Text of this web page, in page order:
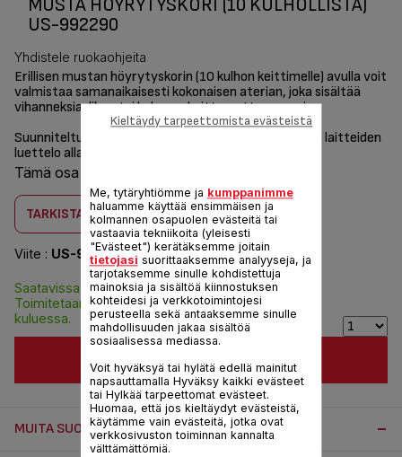
MUSTA HÖYRYTYSKORI (10 KULHOLLISTA)
US-992290
Yhdistele ruokaohjeita
Erillisen mustan höyrytyskorin (10 kulhon keittimelle) avulla voit
valmistaa samanaikaisesti kokonaisen aterian, joka sisältää
vihanneksia, lihaa tai kalaa, sekoittamatta aromeja.
Suunniteltu
(katso yhteensopivien laitteiden
luettelo alla)
Tämä osa on yhteensopiva
TARKISTA YHTEENSOPIVUUS
Viite : US-992290
4,20 €
Saatavissa varastosta.
Toimitetaan 8 päivän
kuluessa.
LISÄÄ KORIIN
MUITA SUOSITELTUJA LISÄVARUSTEITA:
Me, tytäryhtiömme ja kumppanimme
haluamme käyttää ensimmäisen ja
kolmannen osapuolen evästeitä tai
vastaavia tekniikoita (yleisesti
"Evästeet") kerätäksemme joitain
tietojasi suorittaaksemme analyyseja, ja
tarjotaksemme sinulle kohdistettuja
mainoksia ja sisältöä kiinnostuksen
kohteidesi ja verkkotoimintojesi
perusteella sekä antaaksemme sinulle
mahdollisuuden jakaa sisältöä
sosiaalisessa mediassa.
Voit hyväksyä tai hylätä edellä mainitut
napsauttamalla Hyväksy kaikki evästeet
tai Hylkää tarpeettomat evästeet.
Huomaa, että jos kieltäydyt evästeistä,
käytämme vain evästeitä, jotka ovat
verkkosivuston toiminnan kannalta
välttämättömiä.
Kieltäydy tarpeettomista evästeistä